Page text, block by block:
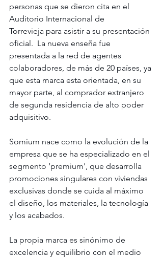
personas que se dieron cita en el
Auditorio Internacional de
Torrevieja para asistir a su presentación
oficial.  La nueva enseña fue
presentada a la red de agentes
colaboradores, de más de 20 países, ya
que esta marca esta orientada, en su
mayor parte, al comprador extranjero
de segunda residencia de alto poder
adquisitivo.
Somium nace como la evolución de la
empresa que se ha especializado en el
segmento ‘premium', que desarrolla
promociones singulares con viviendas
exclusivas donde se cuida al máximo
el diseño, los materiales, la tecnología
y los acabados.
La propia marca es sinónimo de
excelencia y equilibrio con el medio